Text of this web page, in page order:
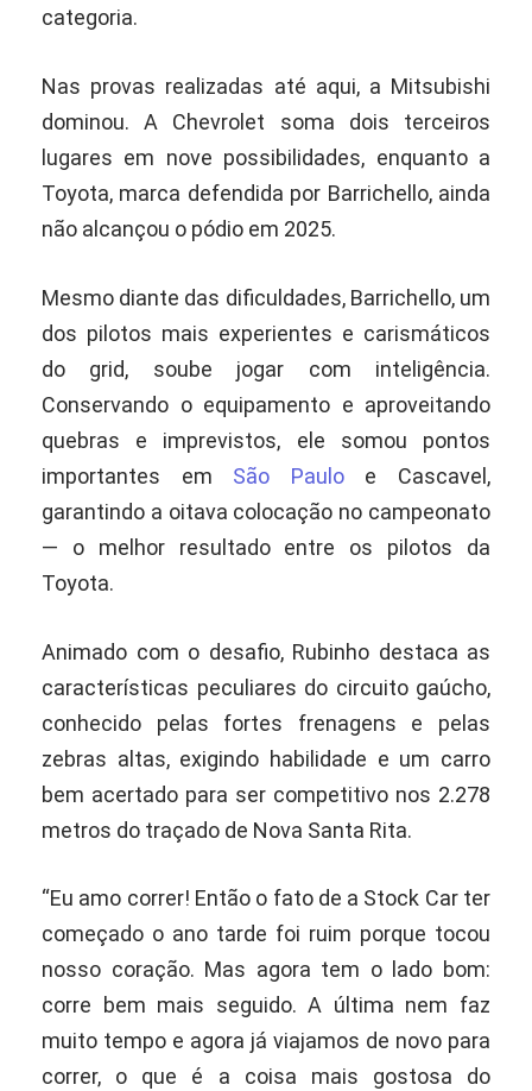
categoria.
Nas provas realizadas até aqui, a Mitsubishi
dominou. A Chevrolet soma dois terceiros
lugares em nove possibilidades, enquanto a
Toyota, marca defendida por Barrichello, ainda
não alcançou o pódio em 2025.
Mesmo diante das dificuldades, Barrichello, um
dos pilotos mais experientes e carismáticos
do grid, soube jogar com inteligência.
Conservando o equipamento e aproveitando
quebras e imprevistos, ele somou pontos
importantes em São Pauloe Cascavel,
garantindo a oitava colocação no campeonato
— o melhor resultado entre os pilotos da
Toyota.
Animado com o desafio, Rubinho destaca as
características peculiares do circuito gaúcho,
conhecido pelas fortes frenagens e pelas
zebras altas, exigindo habilidade e um carro
bem acertado para ser competitivo nos 2.278
metros do traçado de Nova Santa Rita.
“Eu amo correr! Então o fato de a Stock Car ter
começado o ano tarde foi ruim porque tocou
nosso coração. Mas agora tem o lado bom:
corre bem mais seguido. A última nem faz
muito tempo e agora já viajamos de novo para
correr, o que é a coisa mais gostosa do